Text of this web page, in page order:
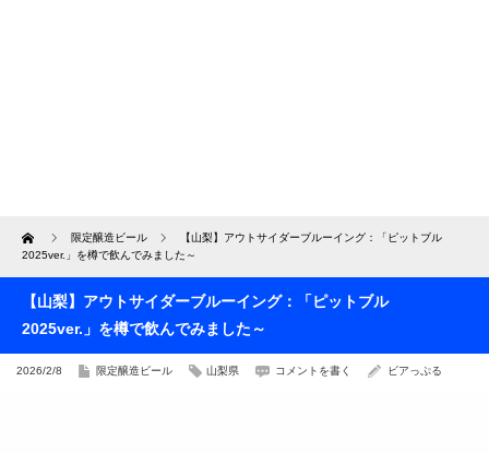
Home 限定醸造ビール
【山梨】アウトサイダーブルーイング：「ピットブル
2025ver.」を樽で飲んでみました～
【山梨】アウトサイダーブルーイング：「ピットブル
2025ver.」を樽で飲んでみました～
2026/2/8 限定醸造ビール 山梨県 コメントを書く ビアっぷる